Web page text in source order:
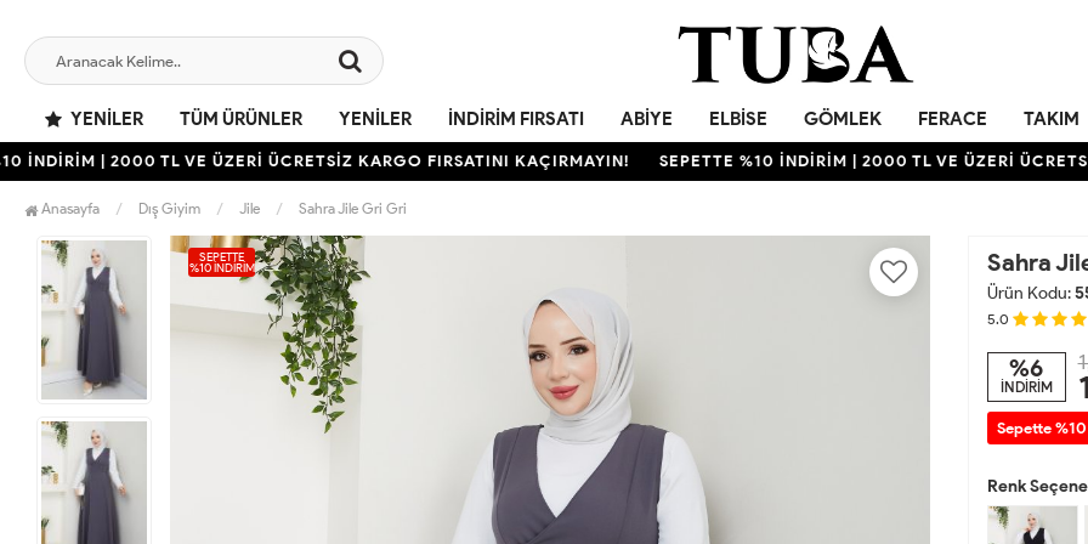
YENILER TÜM ÜRÜNLER YENILER İNDIRIM FIRSATI ABIYE ELBISE GÖMLEK FERACE TAKIM
| 2000 TL VE ÜZERİ ÜCRETSİZ KARGO FIRSATINI KAÇIRMAYIN! SEPETTE %10 İNDİRİM | 2000 TL VE ÜZERİ ÜCRETSİZ
Anasayfa Dış Giyim Jile Sahra Jile Gri Gri
SEPETTE
%10 İNDIRIM Sahra
Ürün Kodu:
5.0
%6
İNDİRİM
Sepette
Renk